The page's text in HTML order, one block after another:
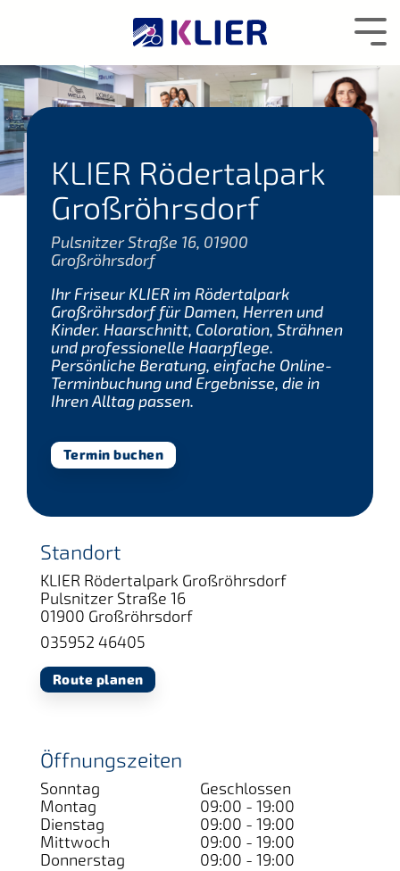
KLIER Rödertalpark
Großröhrsdorf
Pulsnitzer Straße 16, 01900
Großröhrsdorf
Ihr Friseur KLIER im Rödertalpark
Großröhrsdorf für Damen, Herren und
Kinder. Haarschnitt, Coloration, Strähnen
und professionelle Haarpflege.
Persönliche Beratung, einfache Online-
Terminbuchung und Ergebnisse, die in
Ihren Alltag passen.
Termin buchen
Standort
KLIER Rödertalpark Großröhrsdorf
Pulsnitzer Straße 16
01900 Großröhrsdorf
035952 46405
Route planen
Öffnungszeiten
Sonntag
Geschlossen
Montag
09:00 - 19:00
Dienstag
09:00 - 19:00
Mittwoch
09:00 - 19:00
Donnerstag
09:00 - 19:00